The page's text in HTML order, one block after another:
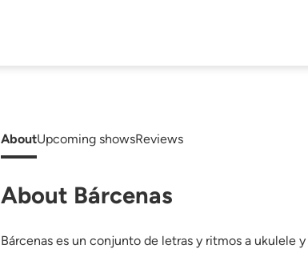
AboutUpcoming showsReviews
About Bárcenas
Bárcenas es un conjunto de letras y ritmos a ukulele